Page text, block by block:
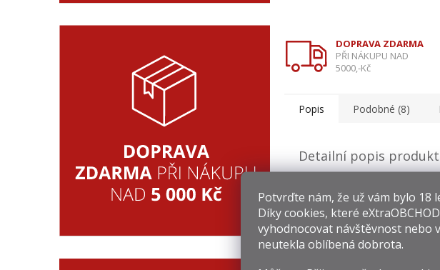
Potvrďte nám​​, že už vám bylo 18
Díky cookies, které
vyhodnocovat návštěvnost nebo
neutekla oblíbená dobrota.
DOPRAVA ZDARMA
PŘI NÁKUPU NAD
5000,-Kč
Popis Podobné (8)
Detailní popis
sladkosti a sametově
pro podávání samotná
Aroma: jemné obilné tóny,
Chuť:hladká, lehce nasládlá,